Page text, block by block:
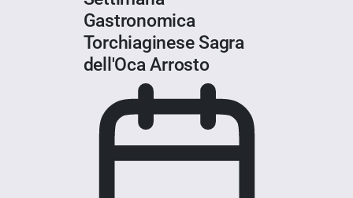
Gastronomica
Torchiaginese Sagra
dell'Oca Arrosto